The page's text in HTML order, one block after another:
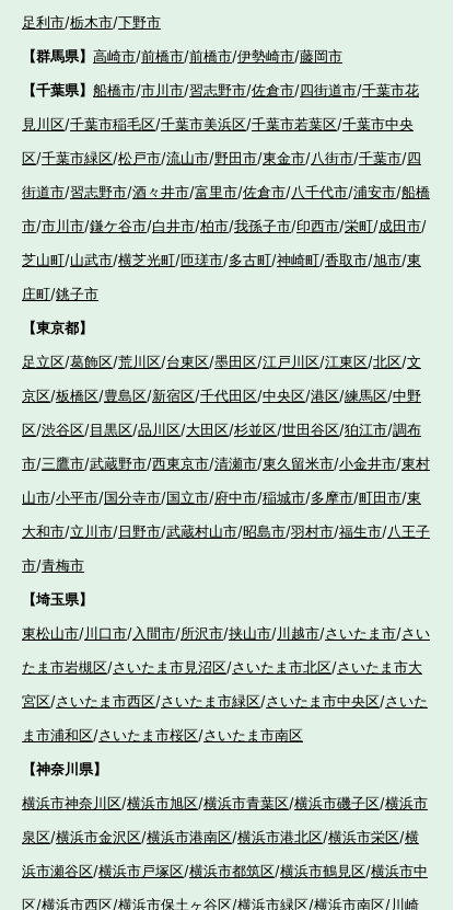
足利市/栃木市/下野市
【群馬県】 高崎市/前橋市/前橋市/伊勢崎市/藤岡市
【千葉県】 船橋市/市川市/習志野市/佐倉市/四街道市/千葉市花
見川区/千葉市稲毛区/千葉市美浜区/千葉市若葉区/千葉市中央
区/千葉市緑区/松戸市/流山市/野田市/東金市/八街市/千葉市/四
街道市/習志野市/酒々井市/富里市/佐倉市/八千代市/浦安市/船橋
市/市川市/鎌ケ谷市/白井市/柏市/我孫子市/印西市/栄町/成田市/
芝山町/山武市/横芝光町/匝瑳市/多古町/神崎町/香取市/旭市/東
庄町/銚子市
【東京都】
足立区/葛飾区/荒川区/台東区/墨田区/江戸川区/江東区/北区/文
京区/板橋区/豊島区/新宿区/千代田区/中央区/港区/練馬区/中野
区/渋谷区/目黒区/品川区/大田区/杉並区/世田谷区/狛江市/調布
市/三鷹市/武蔵野市/西東京市/清瀬市/東久留米市/小金井市/東村
山市/小平市/国分寺市/国立市/府中市/稲城市/多摩市/町田市/東
大和市/立川市/日野市/武蔵村山市/昭島市/羽村市/福生市/八王子
市/青梅市
【埼玉県】
東松山市/川口市/入間市/所沢市/挟山市/川越市/さいたま市/さい
たま市岩槻区/さいたま市見沼区/さいたま市北区/さいたま市大
宮区/さいたま市西区/さいたま市緑区/さいたま市中央区/さいた
ま市浦和区/さいたま市桜区/さいたま市南区
【神奈川県】
横浜市神奈川区/横浜市旭区/横浜市青葉区/横浜市磯子区/横浜市
泉区/横浜市金沢区/横浜市港南区/横浜市港北区/横浜市栄区/横
浜市瀬谷区/横浜市戸塚区/横浜市都筑区/横浜市鶴見区/横浜市中
区/横浜市西区/横浜市保土ヶ谷区/横浜市緑区/横浜市南区/川崎